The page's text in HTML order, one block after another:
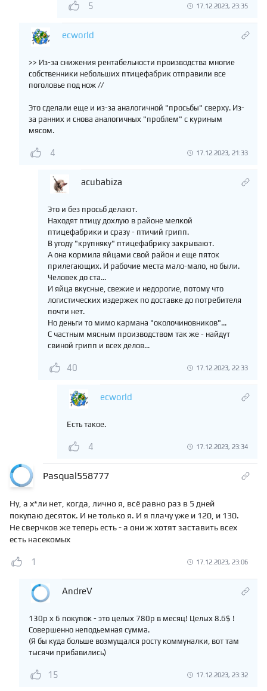
5 17.12.2023, 23:35
ecworld
>> Из-за снижения рентабельности производства многие
собственники небольших птицефабрик отправили все
поголовье под нож //
Это сделали еще и из-за аналогичной "просьбы" сверху. Из-
за ранних и снова аналогичных "проблем" с куриным
мясом.
4 17.12.2023, 21:33
acubabiza
Это и без просьб делают.
Находят птицу дохлую в районе мелкой
птицефабрики и сразу - птичий грипп.
В угоду "крупняку" птицефабрику закрывают.
А она кормила яйцами свой район и еще пяток
прилегающих. И рабочие места мало-мало, но были.
Человек до ста...
И яйца вкусные, свежие и недорогие, потому что
логистических издержек по доставке до потребителя
почти нет.
Но деньги то мимо кармана "околочиновников"...
С частным мясным производством так же - найдут
свиной грипп и всех делов...
40 17.12.2023, 22:33
ecworld
Есть такое.
4 17.12.2023, 23:34
Pasqual558777
Ну, а х*ли нет, когда, лично я, всё равно раз в 5 дней
покупаю десяток. И не только я. И я плачу уже и 120, и 130.
Не сверчков же теперь есть - а они ж хотят заставить всех
есть насекомых
1 17.12.2023, 23:06
AndreV
130р х 6 покупок - это целых 780р в месяц! Целых 8.6$ !
Совершенно неподьемная сумма.
(Я бы куда больше возмущался росту коммуналки, вот там
тысячи прибавились)
15 17.12.2023, 23:32